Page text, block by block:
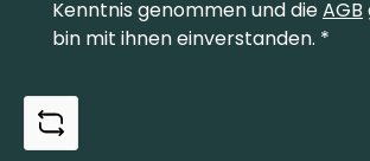
Kenntnis genommen und dieAGB
bin mit ihnen einverstanden. *